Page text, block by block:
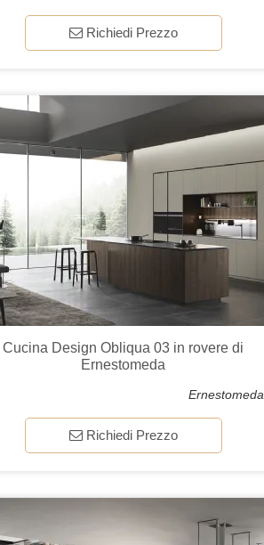
Richiedi Prezzo
Cucina Design Obliqua 03 in rovere di
Ernestomeda
Ernestomeda
Richiedi Prezzo